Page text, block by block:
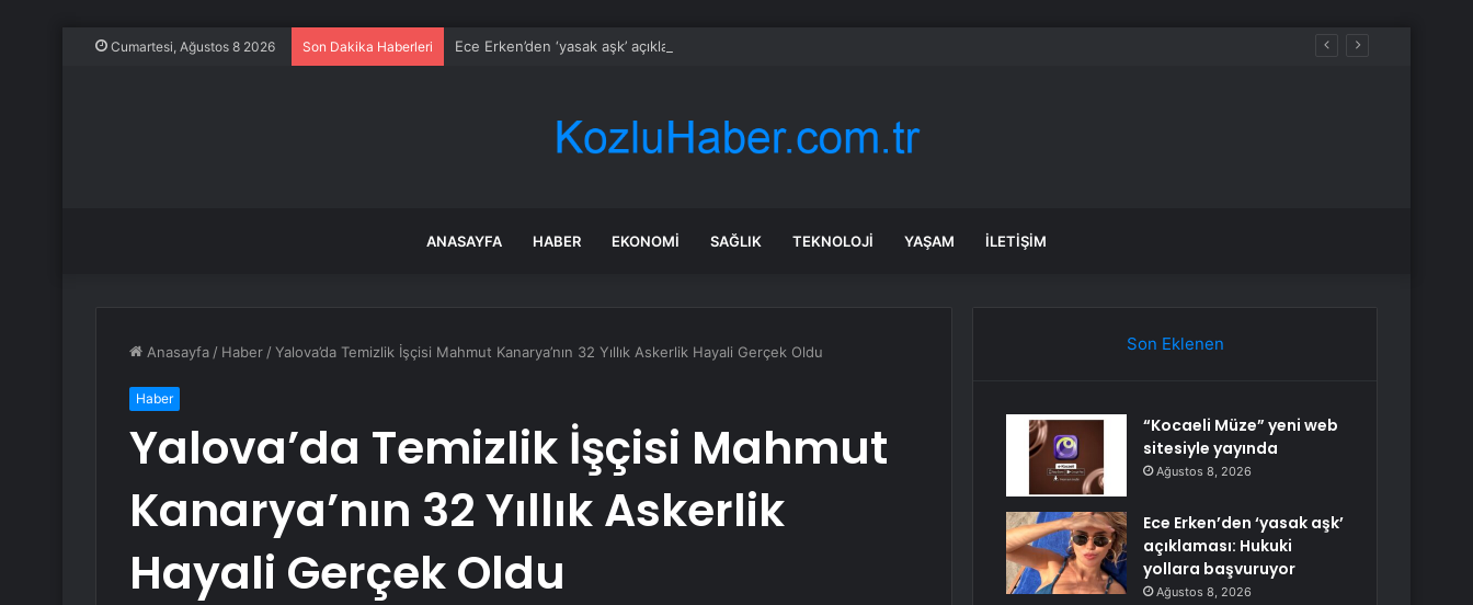
Cumartesi, Ağustos 8 2026 Son Dakika Haberleri Ece Erken’den ‘yasak aşk’ açıklaması: Hukuki yollara başvuruyor
ANASAYFA HABER EKONOMI SAĞLIK TEKNOLOJI YAŞAM İLETIŞIM
Anasayfa / Haber /Yalova’da Temizlik İşçisi Mahmut Kanarya’nın 32 Yıllık Askerlik Hayali Gerçek Oldu
Haber
Yalova’da Temizlik İşçisi Mahmut
Kanarya’nın 32 Yıllık Askerlik
Hayali Gerçek Oldu
Son Eklenen
“Kocaeli Müze” yeni web
sitesiyle yayında
Ağustos 8, 2026
Ece Erken’den ‘yasak aşk’
açıklaması: Hukuki
yollara başvuruyor
Ağustos 8, 2026